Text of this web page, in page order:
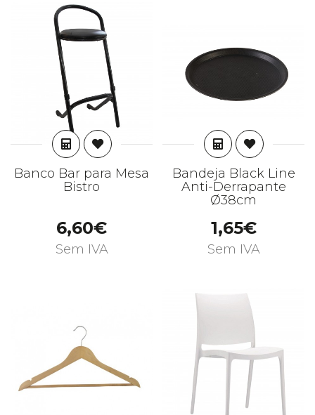
ADICIONAR
Banco Bar para Mesa
Bistro
6,60€
Sem IVA
ADICIONAR
Bandeja Black Line
Anti-Derrapante
Ø38cm
1,65€
Sem IVA